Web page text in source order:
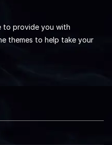
to provide you with
themes to help take your